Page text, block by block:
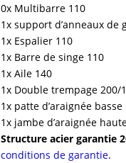
0x Multibarre 110
1x support d’anneaux de
1x Espalier 110
1x Barre de singe 110
1x Aile 140
1x Double trempage 200/
1x patte d’araignée basse
1x jambe d’araignée
Structure acier garantie
conditions de garantie.